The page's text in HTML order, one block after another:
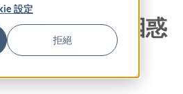
設定
拒絕
倒番茄酱的困惑